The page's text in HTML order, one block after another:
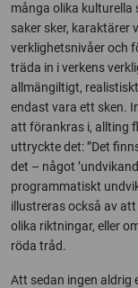
många olika kulturella
saker sker, karaktärer
verklighetsnivåer och
träda in i verkens
allmängiltigt,
endast vara ett sken.
att förankras i, allting
uttryckte det: ”Det
det – något
programmatiskt
illustreras också av
olika riktningar, eller
röda tråd.
Att sedan ingen aldrig